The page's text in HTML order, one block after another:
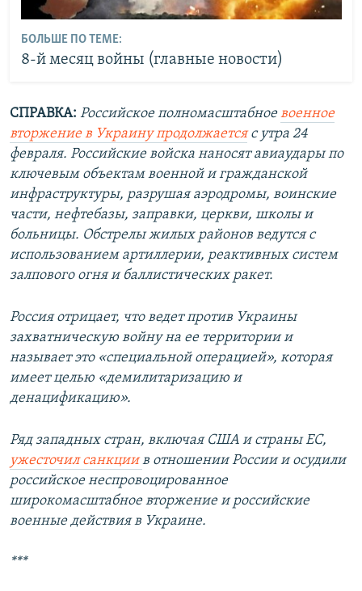
БОЛЬШЕ ПО ТЕМЕ:
8-й месяц войны (главные новости)
СПРАВКА: Российское полномасштабноевоенное
вторжение в Украину продолжаетсяс утра 24
февраля. Российские войска наносят авиаудары по
ключевым объектам военной и гражданской
инфраструктуры, разрушая аэродромы, воинские
части, нефтебазы, заправки, церкви, школы и
больницы. Обстрелы жилых районов ведутся с
использованием артиллерии, реактивных систем
залпового огня и баллистических ракет.
Россия отрицает, что ведет против Украины
захватническую войну на ее территории и
называет это «специальной операцией», которая
имеет целью «демилитаризацию и
денацификацию».
Ряд западных стран, включая США и страны ЕС,
ужесточил санкциив отношении России и осудили
российское неспровоцированное
широкомасштабное вторжение и российские
военные действия в Украине.
***